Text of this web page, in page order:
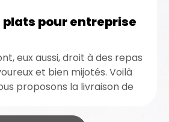
plats pour entreprise
eux aussi, droit à des repas
et bien mijotés. Voilà
proposons la livraison de